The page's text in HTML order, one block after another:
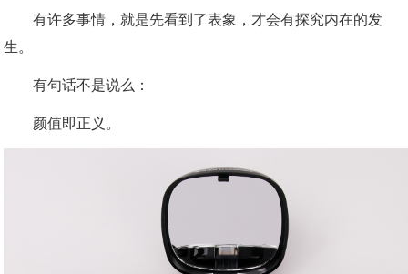
有许多事情，就是先看到了表象，才会有探究内在的发
生。
有句话不是说么：
颜值即正义。